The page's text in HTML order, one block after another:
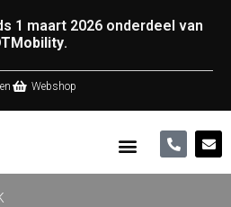
1 maart 2026 onderdeel van
.
Webshop